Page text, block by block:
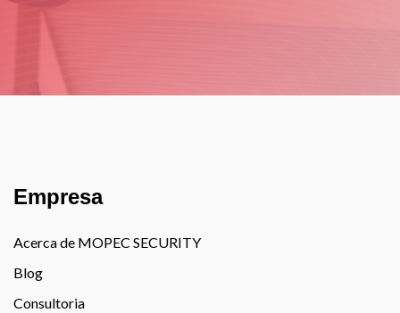
Empresa
Acerca de MOPEC SECURITY
Blog
Consultoria